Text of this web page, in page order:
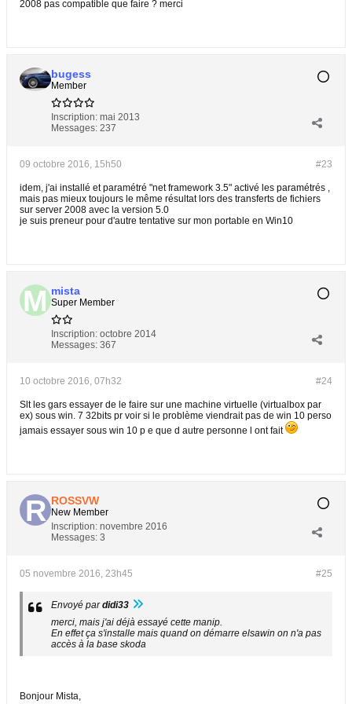
2008 pas compatible que faire ? merci
bugess
Member
Inscription: mai 2013
Messages: 237
#23
09 octobre 2016, 15h50
idem, j'ai installé et paramétré "net framework 3.5" activé les paramétrés ,
mais pas mieux toujours le même résultat lors des transferts de fichiers
sur server 2008 avec la version 5.0
je suis preneur pour d'autre tentative sur mon portable en Win10
mista
Super Member
Inscription: octobre 2014
Messages: 367
#24
10 octobre 2016, 07h32
Slt les gars essayer de le faire sur une machine virtuelle (virtualbox par
ex) sous win. 7 32bits pr voir si le problème viendrait pas de win 10 perso
jamais essayer sous win 10 p e que d autre personne l ont fait
ROSSVW
New Member
Inscription: novembre 2016
Messages: 3
#25
05 novembre 2016, 23h45
Envoyé pardidi33
merci, mais j'ai déjà essayé cette manip.
En effet ça s'installe mais quand on démarre elsawin on n'a pas
accès à la base skoda
Bonjour Mista,